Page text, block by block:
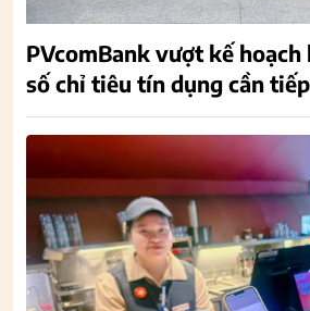
PVcomBank vượt kế
số chỉ tiêu tín dụng cần